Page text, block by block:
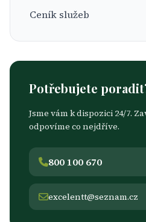
Ceník služeb
Potřebujete
Jsme vám k dispozici 24/7.
odpovíme co nejdříve.
800 100 670
excelentt@seznam.cz